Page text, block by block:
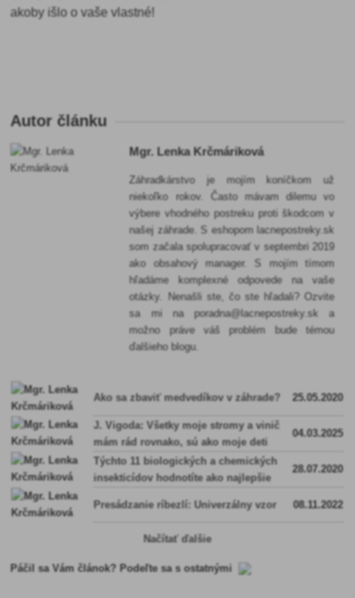
akoby išlo o vaše vlastné!
Autor článku
Mgr. Lenka Krčmáriková
Záhradkárstvo je mojím koníčkom už
niekoľko rokov. Často mávam dilemu vo
výbere vhodného postreku proti škodcom v
našej záhrade. S eshopom lacnepostreky.sk
som začala spolupracovať v septembri 2019
ako obsahový manager. S mojím tímom
hľadáme komplexné odpovede na vaše
otázky. Nenašli ste, čo ste hľadali? Ozvite
sa mi na poradna@lacnepostreky.sk a
možno práve váš problém bude témou
ďalšieho blogu.
Ako sa zbaviť medvedíkov v záhrade? 25.05.2020
J. Vigoda: Všetky moje stromy a vinič
mám rád rovnako, sú ako moje deti
04.03.2025
Týchto 11 biologických a chemických
insekticídov hodnotíte ako najlepšie
28.07.2020
Presádzanie ríbezlí: Univerzálny vzor 08.11.2022
Načítať ďalšie
Páčil sa Vám článok? Podeľte sa s ostatnými